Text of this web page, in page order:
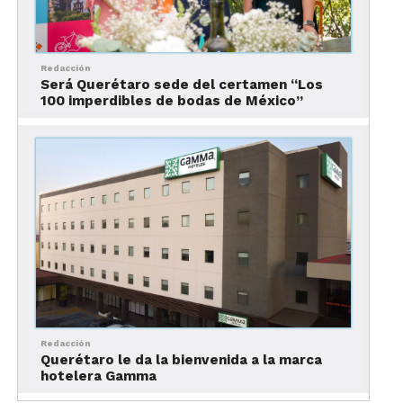
Esta aplicación ya está disponible para descargar y
en ella sus usuario encontrarán las siguientes
Experiencia Boutique
Sabores de Querétaro
Museo y Colección
Cantinas Tradicionales
Ciudad de Teatros
Diversión y Niños
Cerveza Artesanal
El Sereno
Redacción
Será Querétaro sede del certamen “Los
100 imperdibles de bodas de México”
Redacción
Querétaro le da la bienvenida a la marca
hotelera Gamma